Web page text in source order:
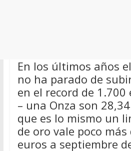
En los últimos años
no ha parado de
en el record de 1.700
– una Onza son
que es lo mismo un
de oro vale poco más
euros a septiembre